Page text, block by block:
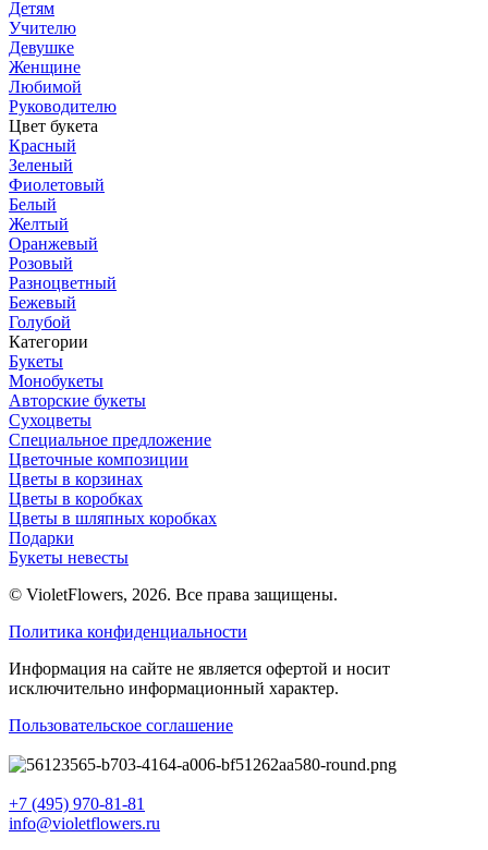
Детям
Учителю
Девушке
Женщине
Любимой
Руководителю
Цвет букета
Красный
Зеленый
Фиолетовый
Белый
Желтый
Оранжевый
Розовый
Разноцветный
Бежевый
Голубой
Категории
Букеты
Монобукеты
Авторские букеты
Сухоцветы
Специальное предложение
Цветочные композиции
Цветы в корзинах
Цветы в коробках
Цветы в шляпных коробках
Подарки
Букеты невесты
© VioletFlowers, 2026. Все права защищены.
Политика конфиденциальности
Информация на сайте не является офертой и носит
исключительно информационный характер.
Пользовательское соглашение
+7 (495) 970-81-81
info@violetflowers.ru